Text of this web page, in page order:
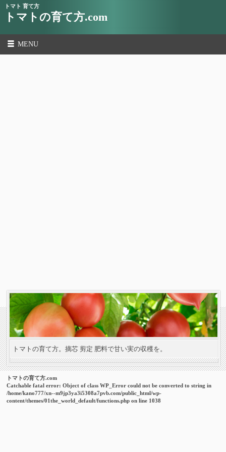
トマト 育て方
トマトの育て方.com
MENU
トマトの育て方。摘芯 剪定 肥料で甘い実の収穫を。
トマトの育て方.com
Catchable fatal error: Object of class WP_Error could not be converted to string in
/home/kano777/xn--m9jp3ya3i5308a7pvb.com/public_html/wp-
content/themes/01the_world_default/functions.php on line 1038